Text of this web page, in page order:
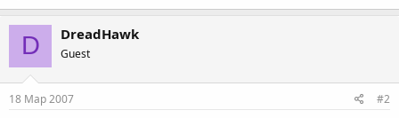
D DreadHawk
Guest
18 Мар 2007 #2